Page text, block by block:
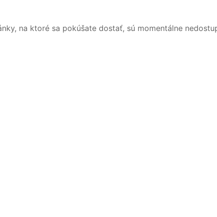
na ktoré sa pokúšate dostať, sú momentálne